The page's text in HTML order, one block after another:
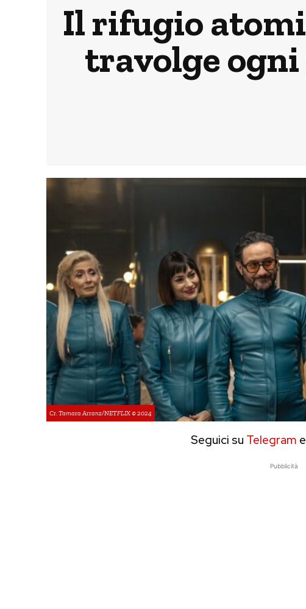
Il rifugio
travolge
Cr. Tamara Arranz/NETFLIX © 2024
Seguici su Telegram
Pubblicità